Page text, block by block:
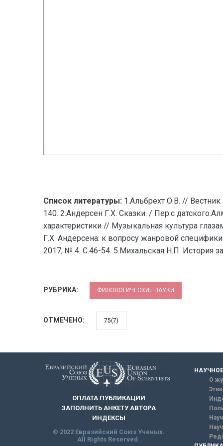
Список литературы: 1.Альбрехт О.В. //
140. 2.Андерсен Г.Х. Сказки. / Пер.с
характеристики // Музыкальная культура
Г.Х. Андерсена: к вопросу жанровой
2017, № 4. С.46-54. 5.Михальская Н.П. История
РУБРИКА: ФИЛОЛОГИЧЕСКИЕ НАУКИ
ОТМЕЧЕНО: 75(7)
ОПЛАТА ПУБЛИКАЦИИ
ЗАПОЛНИТЬ АНКЕТУ АВТОРА
ИНДЕКСЫ
© 2022 Евразийский Союз Ученых.
All Rights Reserved.
О